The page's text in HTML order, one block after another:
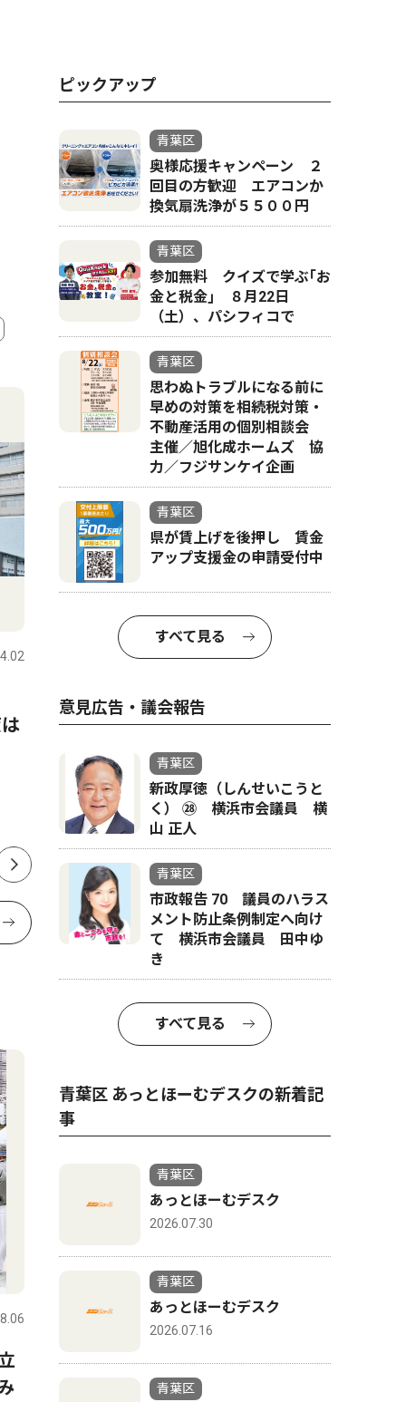
4
2016.05.26
ハラレースで優勝した
たちばな台在住 36歳
根色決
ピックアップ
青葉区
奥様応援キャンペーン ２
回目の方歓迎 エアコンか
換気扇洗浄が５５００円
青葉区
参加無料 クイズで学ぶ｢お
金と税金｣ ８月22日
（土）、パシフィコで
青葉区
思わぬトラブルになる前に
早めの対策を相続税対策・
不動産活用の個別相談会
主催／旭化成ホームズ 協
力／フジサンケイ企画
青葉区
県が賃上げを後押し 賃金
アップ支援金の申請受付中
すべて見る
意見広告・議会報告
青葉区
新政厚徳（しんせいこうと
く） ㉘ 横浜市会議員 横
山 正人
青葉区
市政報告 70 議員のハラス
メント防止条例制定へ向け
て 横浜市会議員 田中ゆ
き
すべて見る
青葉区 あっとほーむデスクの新着記
事
青葉区
あっとほーむデスク
2026.07.30
青葉区
あっとほーむデスク
2026.07.16
青葉区